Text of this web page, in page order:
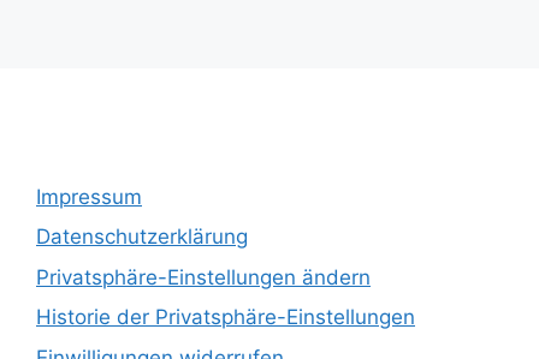
a
Impressum
Datenschutzerklärung
Privatsphäre-Einstellungen ändern
Historie der Privatsphäre-Einstellungen